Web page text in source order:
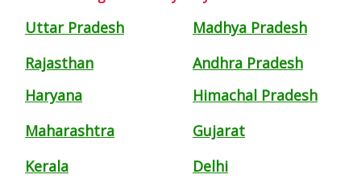
Uttar Pradesh
Madhya Pradesh
Rajasthan
Andhra Pradesh
Haryana
Himachal Pradesh
Maharashtra
Gujarat
Kerala
Delhi